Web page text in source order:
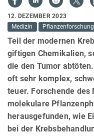
12. DEZEMBER 2023
Medizin
Teil der modernen
giftigen Chemikalien,
die den Tumor
oft sehr komplex,
teuer. Forschende
molekulare
herausgefunden, wie
bei der